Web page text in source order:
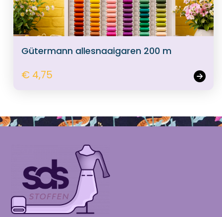
Gütermann allesnaaigaren 200 m
€ 4,75